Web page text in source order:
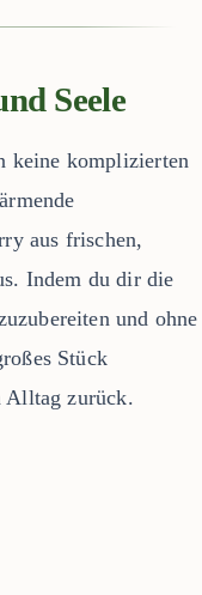
Seele
keine komplizierten
aus frischen,
Indem du dir die
und ohne
Stück
Alltag zurück.